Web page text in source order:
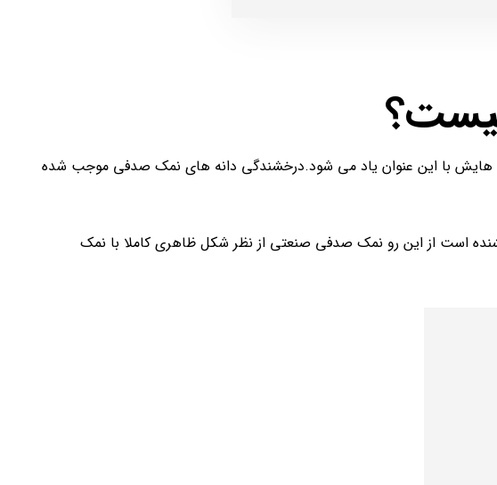
هایش با این عنوان یاد می شود.درخشندگی دانه های نمک صدفی موجب شده
است از این رو نمک صدفی صنعتی از نظر شکل ظاهری کاملا با نمک